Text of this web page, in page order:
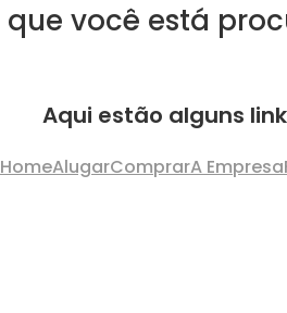
que você está
Aqui estão alguns
HomeAlugarComprarA Empresa